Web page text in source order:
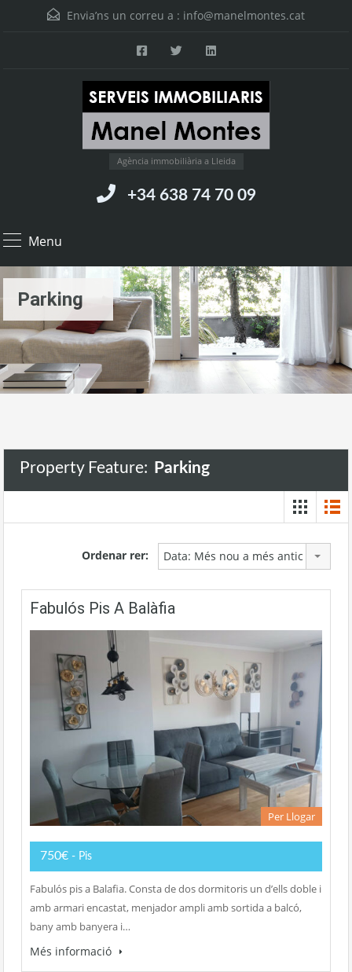
Envia’ns un correu a : info@manelmontes.cat
Agència immobiliària a Lleida
+34 638 74 70 09
Menu
Parking
Property Feature: Parking
Ordenar rer: Data: Més nou a més antic
Fabulós Pis A Balàfia
Per Llogar
750€ - Pis
Fabulós pis a Balafia. Consta de dos dormitoris un d’ells doble i
amb armari encastat, menjador ampli amb sortida a balcó,
bany amb banyera i…
Més informació